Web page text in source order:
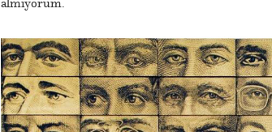
almıyorum.